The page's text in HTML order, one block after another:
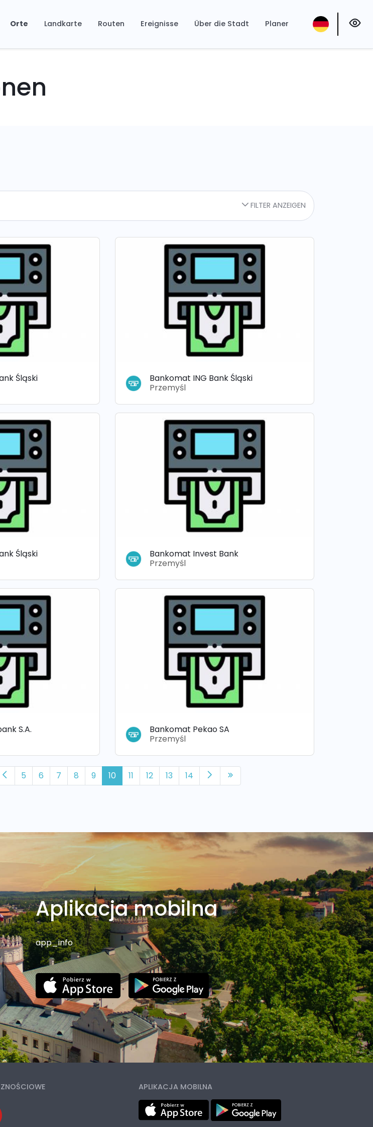
Orte Landkarte Routen Ereignisse Über die Stadt Planer
FILTER ANZEIGEN
Śląski
Bankomat ING Bank Śląski
Przemyśl
Śląski
Bankomat Invest Bank
Przemyśl
S.A.
Bankomat Pekao SA
Przemyśl
5 6 7 8 9 10 11 12 13 14
Aplikacja mobilna
app_info
APLIKACJA MOBILNA